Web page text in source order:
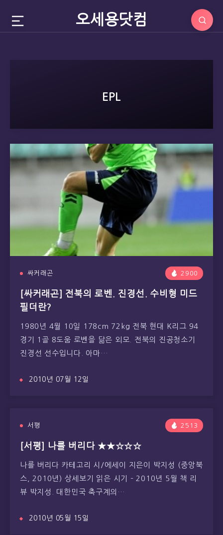
오세용닷컴
EPL
싸커래곤 2900
[싸커래곤] 전북의 로벤. 진경선. 수비형 미드
필더란?
1980년 4월 10일 178cm 72kg 전북 현대 K리그 94
경기 1골 8도움 로벤을 닮은 외모. 전북의 진공청소기
진경선 선수입니다. 아마…
2010년 07월 12일
서평 2513
[서평] 나를 버리다 ★★☆☆☆
나를 버리다 카테고리 시/에세이 지은이 박지성 (중앙북
스, 2010년) 상세보기 읽은 시기 – 2010년 5월 책 리
뷰 박지성. 대한민국 축구계의…
2010년 05월 15일